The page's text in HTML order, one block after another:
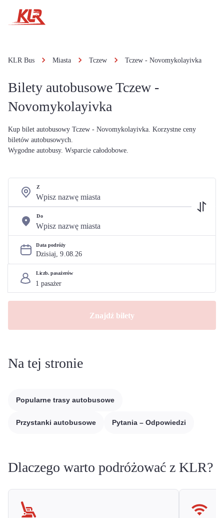
KLR Bus Miasta Tczew Tczew - Novomykolayivka
Bilety autobusowe Tczew -
Novomykolayivka
Kup bilet autobusowy Tczew - Novomykolayivka. Korzystne ceny
biletów autobusowych.
Wygodne autobusy. Wsparcie całodobowe.
Z
Do
Data podróży
Dzisiaj, 9.08.26
Liczb. pasażerów
Znajdź bilety
Na tej stronie
Popularne trasy autobusowe
Przystanki autobusowe Pytania – Odpowiedzi
Dlaczego warto podróżować z KLR?